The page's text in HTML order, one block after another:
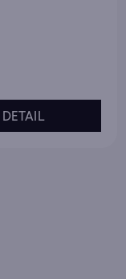
DETAIL